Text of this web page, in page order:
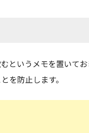
というメモを置いてお
を防止します。